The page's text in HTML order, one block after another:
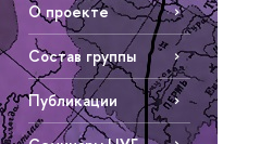
О проекте
Состав группы
Публикации